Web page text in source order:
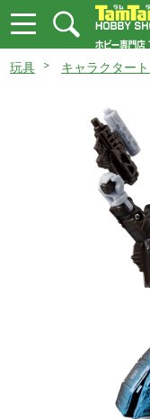
玩具 キャラクター